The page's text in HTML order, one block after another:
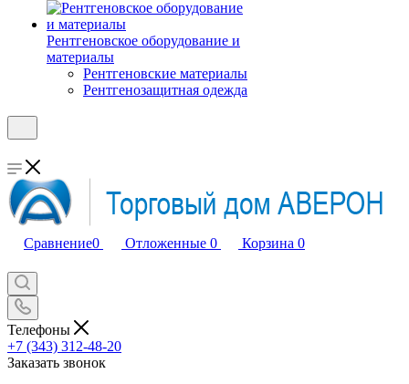
Рентгеновское оборудование и
материалы
Рентгеновские материалы
Рентгенозащитная одежда
Сравнение0 Отложенные 0 Корзина 0
Телефоны
+7 (343) 312-48-20
Заказать звонок